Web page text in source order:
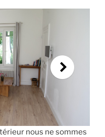
nous ne sommes